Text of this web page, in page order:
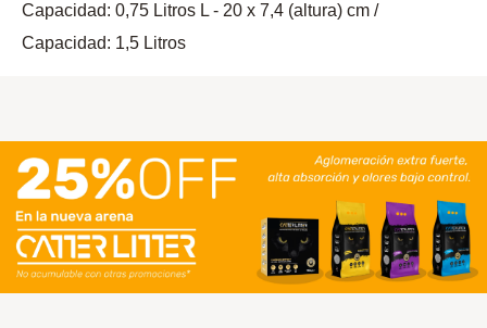
Capacidad: 0,75 Litros L - 20 x 7,4 (altura) cm /
Capacidad: 1,5 Litros